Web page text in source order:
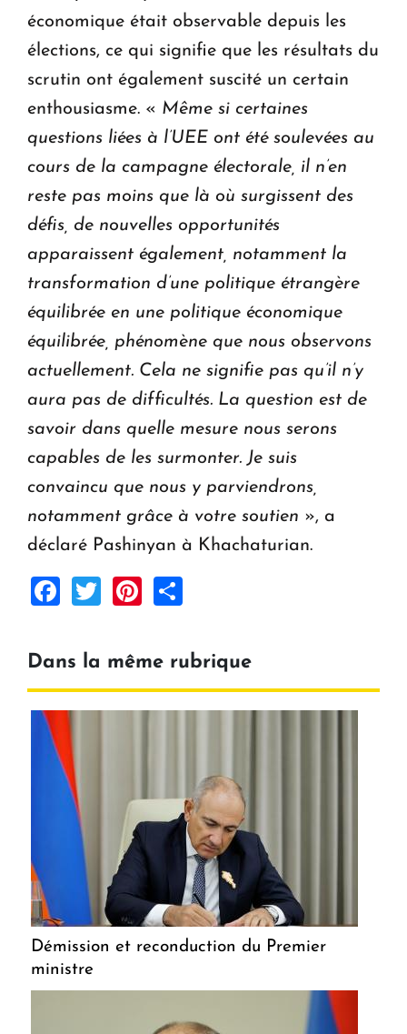
économique était observable depuis les
élections, ce qui signifie que les résultats du
scrutin ont également suscité un certain
enthousiasme. « Même si certaines
questions liées à l’UEE ont été soulevées au
cours de la campagne électorale, il n’en
reste pas moins que là où surgissent des
défis, de nouvelles opportunités
apparaissent également, notamment la
transformation d’une politique étrangère
équilibrée en une politique économique
équilibrée, phénomène que nous observons
actuellement. Cela ne signifie pas qu’il n’y
aura pas de difficultés. La question est de
savoir dans quelle mesure nous serons
capables de les surmonter. Je suis
convaincu que nous y parviendrons,
notamment grâce à votre soutien », a
déclaré Pashinyan à Khachaturian.
Facebook
TwitterPinterest
Dans la même rubrique
Démission et reconduction du Premier
ministre